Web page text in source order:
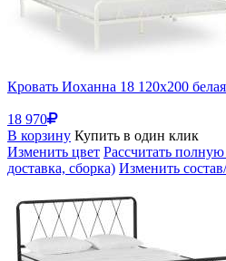
Кровать Иоханна 18 120х200
18 970
В корзину Купить в один клик
Изменить цвет Рассчитать
доставка, сборка) Изменить